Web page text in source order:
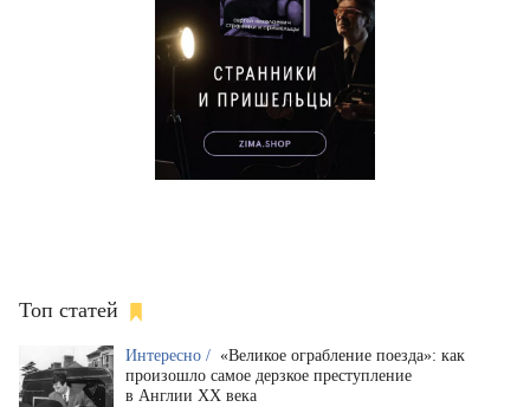
Топ статей
Интересно / «Великое ограбление поезда»: как
произошло самое дерзкое преступление
в Англии XX века